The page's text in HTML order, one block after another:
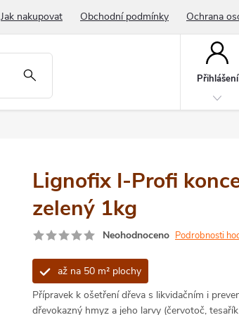
Jak nakupovat Obchodní podmínky Ochrana
Přihlášení
Lignofix I-Profi
zelený 1kg
Neohodnoceno Podrobnosti
až na 50 m² plochy
Přípravek k ošetření dřeva s likvidačním i
dřevokazný hmyz a jeho larvy (červotoč, tesařík